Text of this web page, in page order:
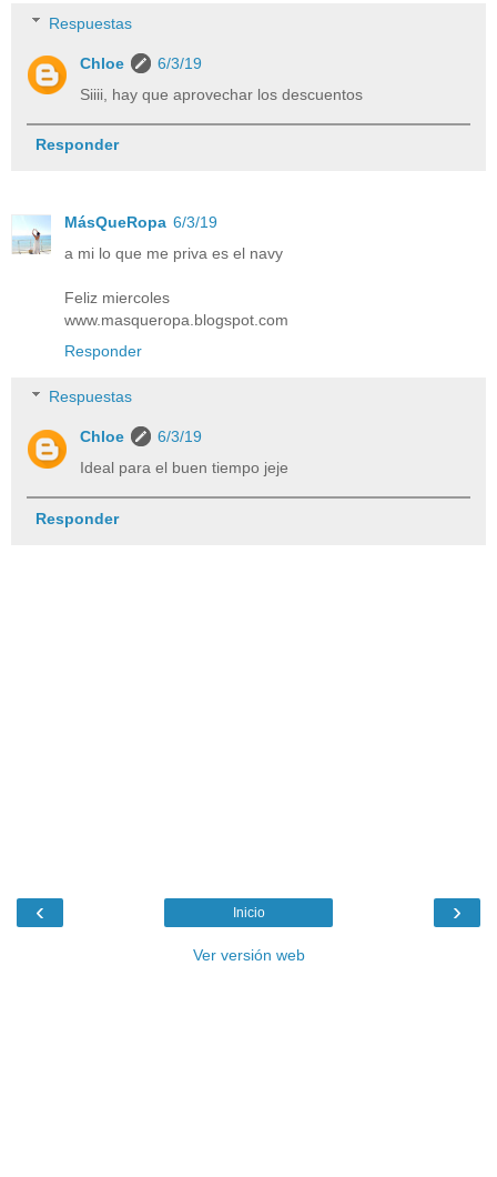
Respuestas
Chloe
6/3/19
Siiii, hay que aprovechar los descuentos
Responder
MásQueRopa 6/3/19
a mi lo que me priva es el navy
Feliz miercoles
www.masqueropa.blogspot.com
Responder
Respuestas
Chloe
6/3/19
Ideal para el buen tiempo jeje
Responder
‹ ›
Inicio
Ver versión web